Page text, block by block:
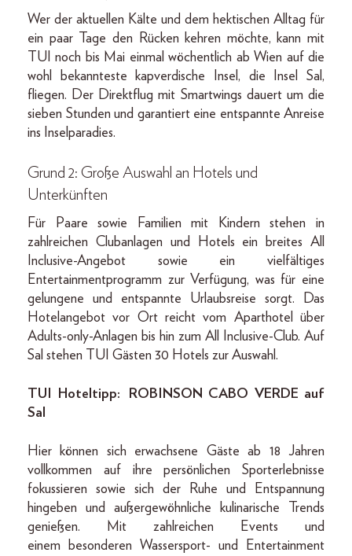
Wer der aktuellen Kälte und dem hektischen Alltag für
ein paar Tage den Rücken kehren möchte, kann mit
TUI noch bis Mai einmal wöchentlich ab Wien auf die
wohl bekannteste kapverdische Insel, die Insel Sal,
fliegen. Der Direktflug mit Smartwings dauert um die
sieben Stunden und garantiert eine entspannte Anreise
ins Inselparadies.
Grund 2: Große Auswahl an Hotels und
Unterkünften
Für Paare sowie Familien mit Kindern stehen in
zahlreichen Clubanlagen und Hotels ein breites All
Inclusive-Angebot sowie ein vielfältiges
Entertainmentprogramm zur Verfügung, was für eine
gelungene und entspannte Urlaubsreise sorgt. Das
Hotelangebot vor Ort reicht vom Aparthotel über
Adults-only-Anlagen bis hin zum All Inclusive-Club. Auf
Sal stehen TUI Gästen 30 Hotels zur Auswahl.
TUI Hoteltipp: ROBINSON CABO VERDE auf
Sal
Hier können sich erwachsene Gäste ab 18 Jahren
vollkommen auf ihre persönlichen Sporterlebnisse
fokussieren sowie sich der Ruhe und Entspannung
hingeben und außergewöhnliche kulinarische Trends
genießen. Mit zahlreichen Events und
einem besonderen Wassersport- und Entertainment